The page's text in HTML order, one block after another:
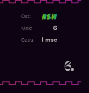
6.
Ost:
6
Max:
msc
Czas: